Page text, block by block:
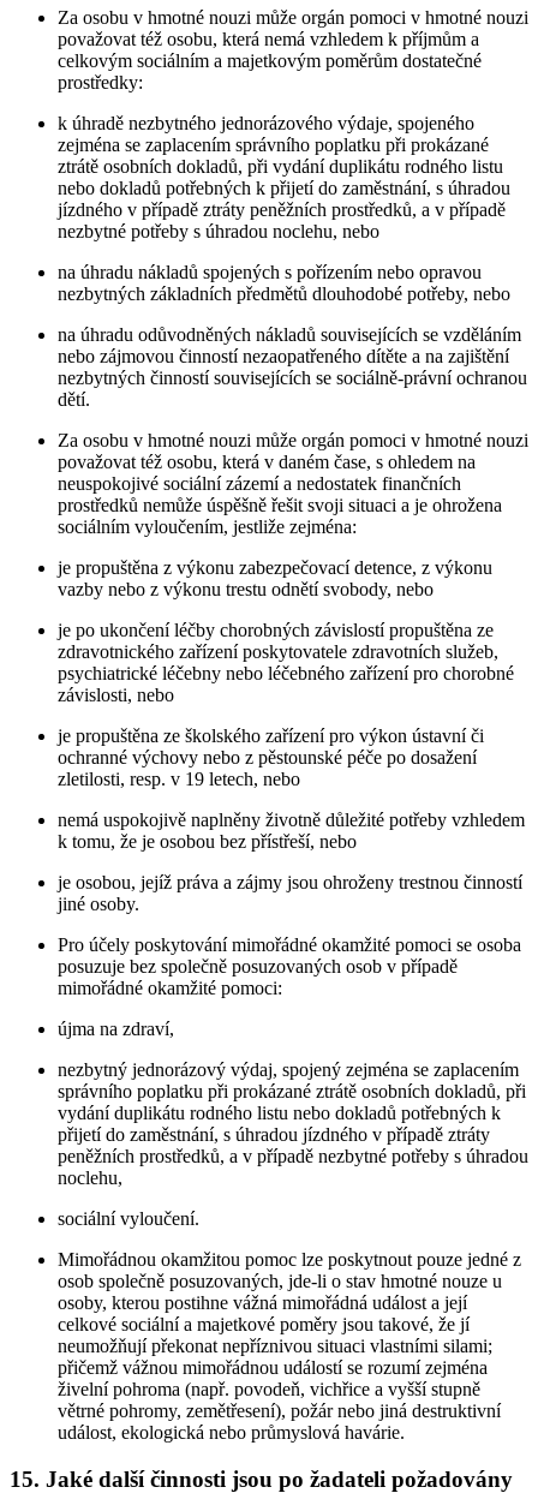
Za osobu v hmotné nouzi může orgán pomoci v hmotné nouzi
považovat též osobu, která nemá vzhledem k příjmům a
celkovým sociálním a majetkovým poměrům dostatečné
prostředky:
k úhradě nezbytného jednorázového výdaje, spojeného
zejména se zaplacením správního poplatku při prokázané
ztrátě osobních dokladů, při vydání duplikátu rodného listu
nebo dokladů potřebných k přijetí do zaměstnání, s úhradou
jízdného v případě ztráty peněžních prostředků, a v případě
nezbytné potřeby s úhradou noclehu, nebo
na úhradu nákladů spojených s pořízením nebo opravou
nezbytných základních předmětů dlouhodobé potřeby, nebo
na úhradu odůvodněných nákladů souvisejících se vzděláním
nebo zájmovou činností nezaopatřeného dítěte a na zajištění
nezbytných činností souvisejících se sociálně-právní ochranou
dětí.
Za osobu v hmotné nouzi může orgán pomoci v hmotné nouzi
považovat též osobu, která v daném čase, s ohledem na
neuspokojivé sociální zázemí a nedostatek finančních
prostředků nemůže úspěšně řešit svoji situaci a je ohrožena
sociálním vyloučením, jestliže zejména:
je propuštěna z výkonu zabezpečovací detence, z výkonu
vazby nebo z výkonu trestu odnětí svobody, nebo
je po ukončení léčby chorobných závislostí propuštěna ze
zdravotnického zařízení poskytovatele zdravotních služeb,
psychiatrické léčebny nebo léčebného zařízení pro chorobné
závislosti, nebo
je propuštěna ze školského zařízení pro výkon ústavní či
ochranné výchovy nebo z pěstounské péče po dosažení
zletilosti, resp. v 19 letech, nebo
nemá uspokojivě naplněny životně důležité potřeby vzhledem
k tomu, že je osobou bez přístřeší, nebo
je osobou, jejíž práva a zájmy jsou ohroženy trestnou činností
jiné osoby.
Pro účely poskytování mimořádné okamžité pomoci se osoba
posuzuje bez společně posuzovaných osob v případě
mimořádné okamžité pomoci:
újma na zdraví,
nezbytný jednorázový výdaj, spojený zejména se zaplacením
správního poplatku při prokázané ztrátě osobních dokladů, při
vydání duplikátu rodného listu nebo dokladů potřebných k
přijetí do zaměstnání, s úhradou jízdného v případě ztráty
peněžních prostředků, a v případě nezbytné potřeby s úhradou
noclehu,
sociální vyloučení.
Mimořádnou okamžitou pomoc lze poskytnout pouze jedné z
osob společně posuzovaných, jde-li o stav hmotné nouze u
osoby, kterou postihne vážná mimořádná událost a její
celkové sociální a majetkové poměry jsou takové, že jí
neumožňují překonat nepříznivou situaci vlastními silami;
přičemž vážnou mimořádnou událostí se rozumí zejména
živelní pohroma (např. povodeň, vichřice a vyšší stupně
větrné pohromy, zemětřesení), požár nebo jiná destruktivní
událost, ekologická nebo průmyslová havárie.
15. Jaké další činnosti jsou po žadateli požadovány